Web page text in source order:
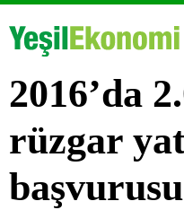
2016’da
rüzgar